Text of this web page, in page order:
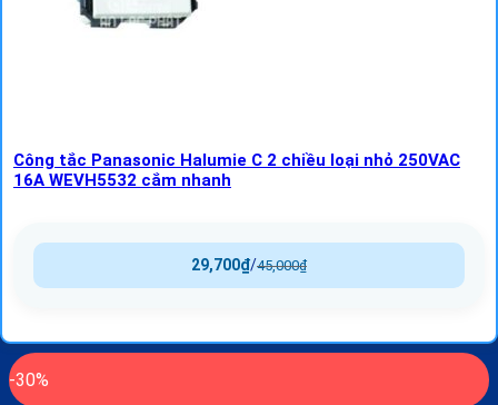
Công tắc Panasonic Halumie C 2 chiều loại nhỏ 250VAC
16A WEVH5532 cắm nhanh
45,000₫
/
29,700₫
-30%